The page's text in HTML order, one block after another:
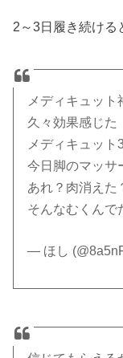
2～3日履き続ける
メディキュット
久々効果感じた
メディキュット
今日脚のマッサ
あれ？肉消えた
そんなむくんで
— ほし